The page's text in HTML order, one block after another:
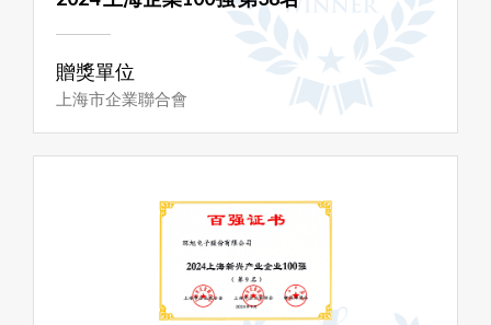
贈獎單位
上海市企業聯合會